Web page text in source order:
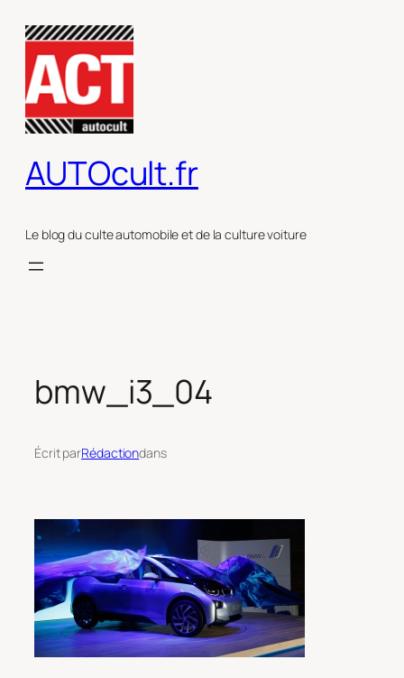
contenu
AUTOcult.fr
Le blog du culte automobile et de la culture voiture
bmw_i3_04
Écrit parRédactiondans